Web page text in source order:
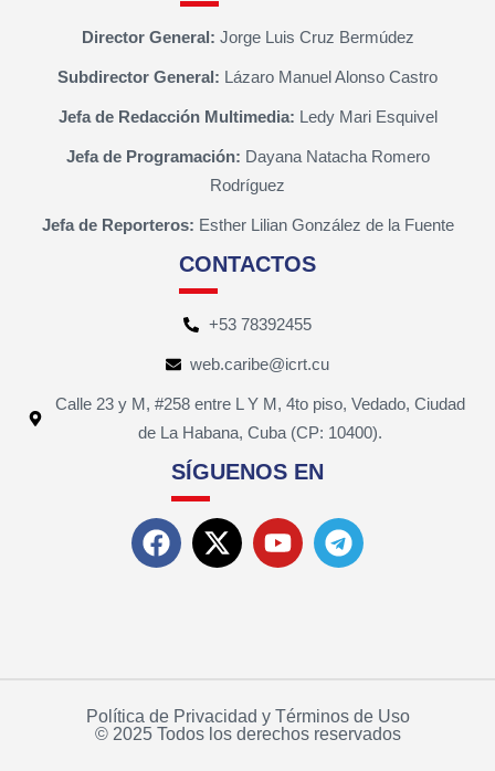
Director General: Jorge Luis Cruz Bermúdez
Subdirector General: Lázaro Manuel Alonso Castro
Jefa de Redacción Multimedia: Ledy Mari Esquivel
Jefa de Programación: Dayana Natacha Romero
Rodríguez
Jefa de Reporteros: Esther Lilian González de la Fuente
CONTACTOS
+53 78392455
web.caribe@icrt.cu
Calle 23 y M, #258 entre L Y M, 4to piso, Vedado, Ciudad
de La Habana, Cuba (CP: 10400).
SÍGUENOS EN
Política de Privacidad y Términos de Uso
© 2025 Todos los derechos reservados